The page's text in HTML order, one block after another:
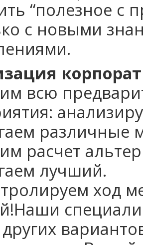
“полезное с
с новыми
всю
различные
расчет
лучший.
ход